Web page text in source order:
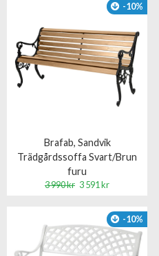
Brafab, Sandvik
Trädgårdssoffa Svart/Brun
furu
3 990 kr 3 591 kr
-10%
-10%